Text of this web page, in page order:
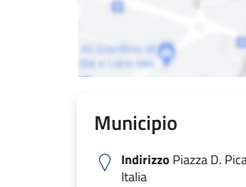
Municipio
Indirizzo Piazza D.
Italia